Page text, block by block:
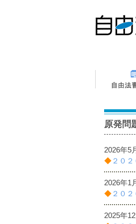
原発問
2026年5
◆ ２０
2026年1
◆ ２０
2025年